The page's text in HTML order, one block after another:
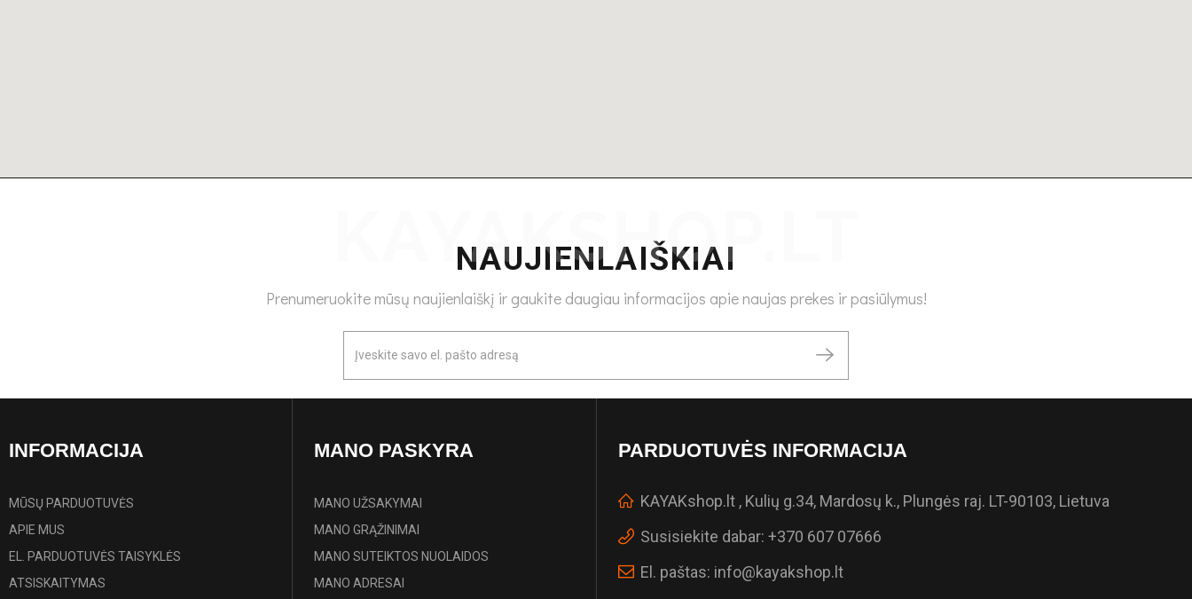
NAUJIENLAIŠKIAI
Prenumeruokite mūsų naujienlaiškį ir gaukite daugiau informacijos apie naujas prekes ir pasiūlymus!
INFORMACIJA
MŪSŲ PARDUOTUVĖS
APIE MUS
EL. PARDUOTUVĖS TAISYKLĖS
ATSISKAITYMAS
MANO PASKYRA
MANO UŽSAKYMAI
MANO GRĄŽINIMAI
MANO SUTEIKTOS NUOLAIDOS
MANO ADRESAI
PARDUOTUVĖS INFORMACIJA
KAYAKshop.lt , Kulių g.34, Mardosų k., Plungės raj. LT-90103, Lietuva
Susisiekite dabar: +370 607 07666
El. paštas: info@kayakshop.lt